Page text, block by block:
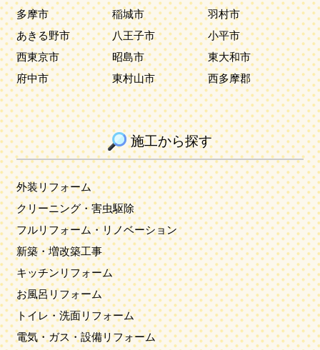
多摩市
稲城市
羽村市
あきる野市
八王子市
小平市
西東京市
昭島市
東大和市
府中市
東村山市 西多摩郡
施工から探す
外装リフォーム
クリーニング・害虫駆除
フルリフォーム・リノベーション
新築・増改築工事
キッチンリフォーム
お風呂リフォーム
トイレ・洗面リフォーム
電気・ガス・設備リフォーム